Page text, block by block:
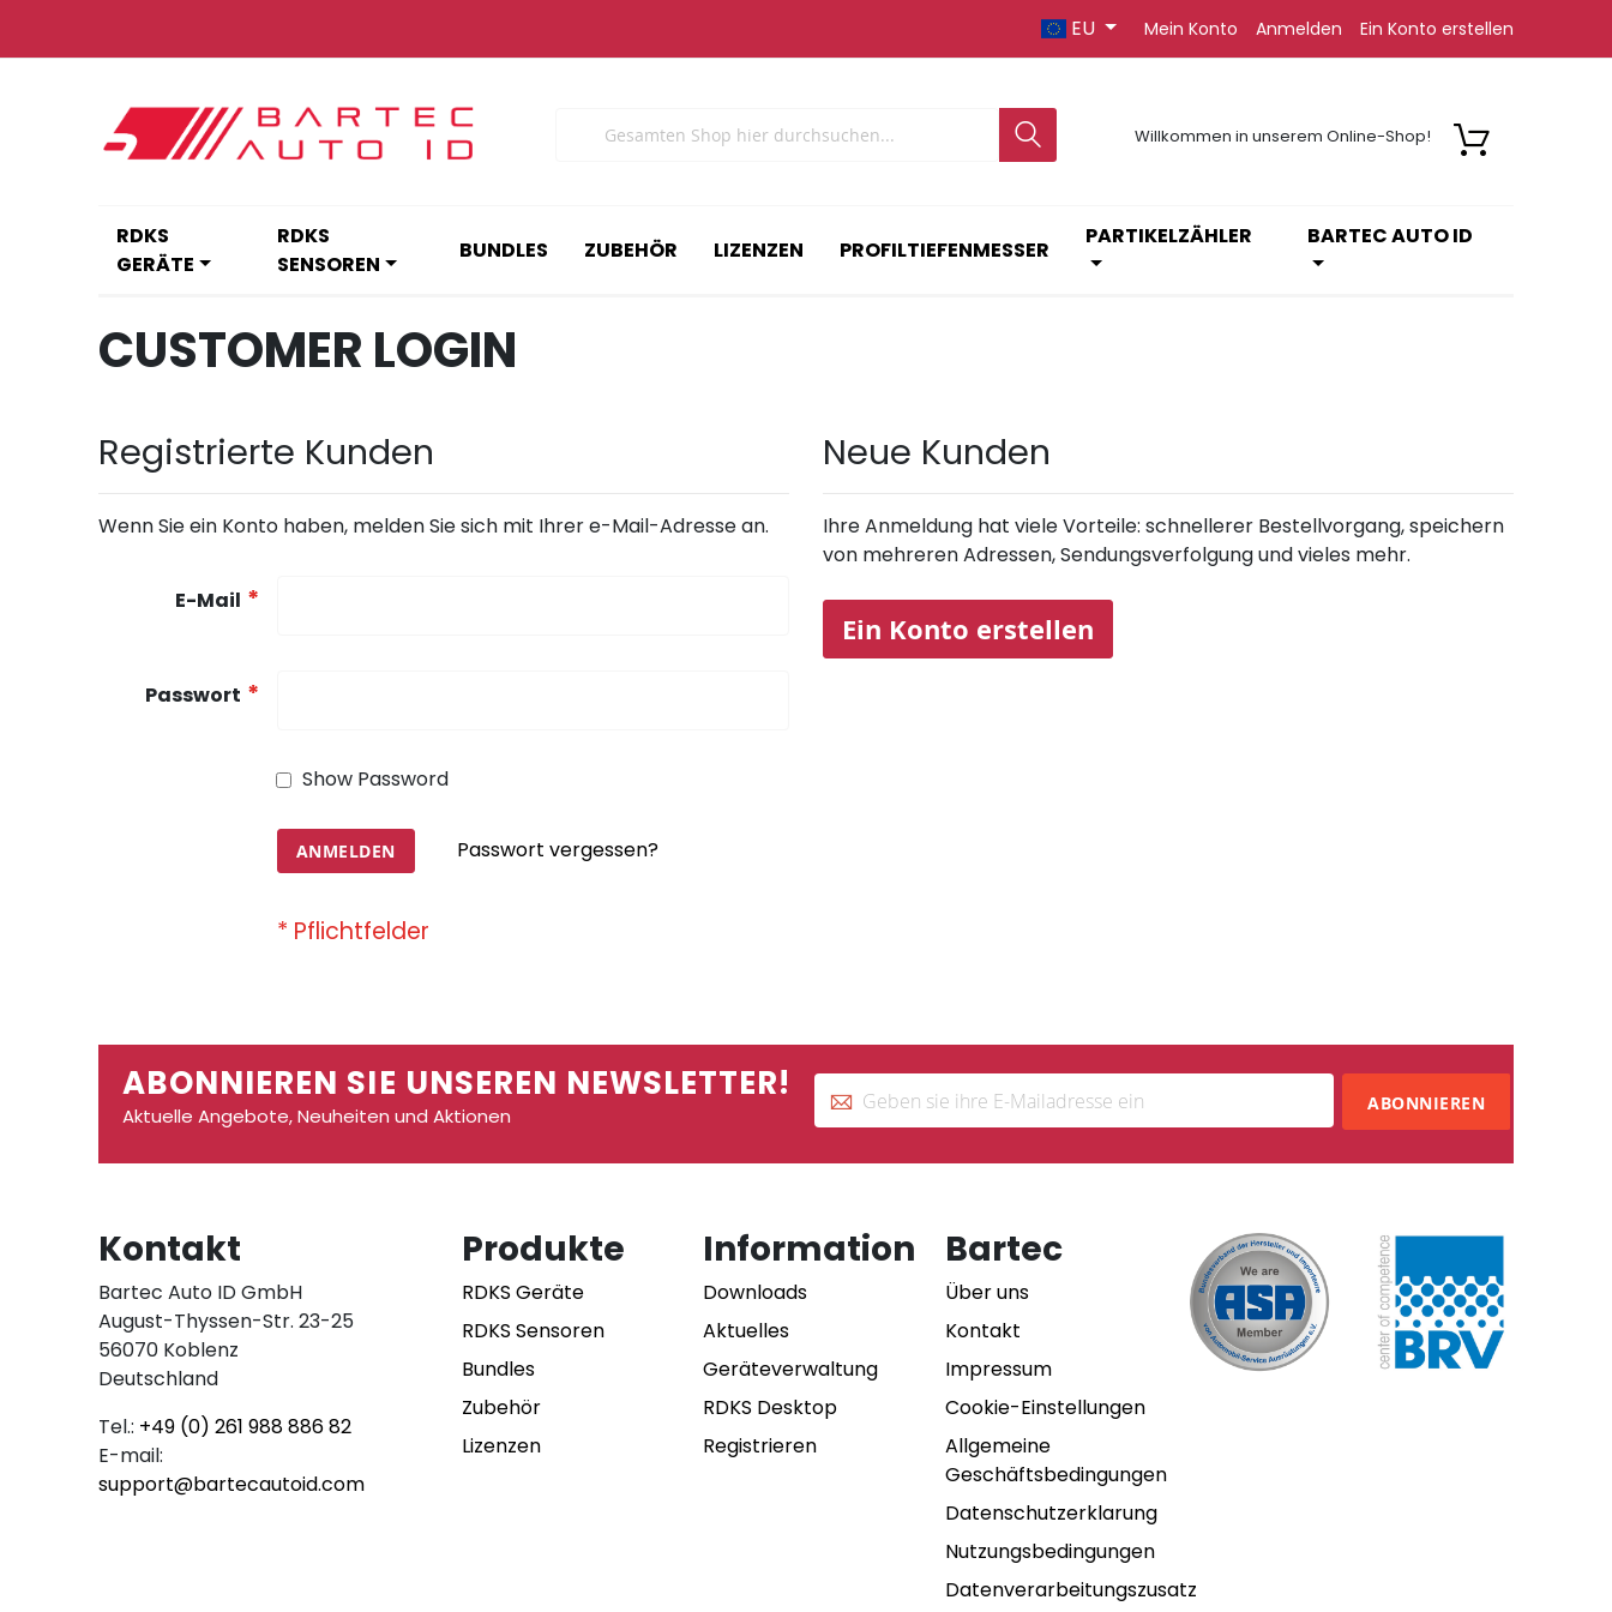
Mein Konto Anmelden Ein Konto erstellen
Inhalt
EU
Willkommen in unserem Online-Shop!
RDKS
GERÄTE
RDKS
SENSOREN
BUNDLES ZUBEHÖR LIZENZEN PROFILTIEFENMESSER
PARTIKELZÄHLER BARTEC AUTO ID
CUSTOMER LOGIN
Registrierte Kunden
Wenn Sie ein Konto haben, melden Sie sich mit Ihrer e-Mail-Adresse an.
E-Mail
Passwort
Show Password
ANMELDEN Passwort vergessen?
Neue Kunden
Ihre Anmeldung hat viele Vorteile: schnellerer Bestellvorgang, speichern
von mehreren Adressen, Sendungsverfolgung und vieles mehr.
Ein Konto erstellen
ABONNIEREN SIE UNSEREN NEWSLETTER!
Aktuelle Angebote, Neuheiten und Aktionen
ABONNIEREN
Kontakt
Bartec Auto ID GmbH
August-Thyssen-Str. 23-25
56070 Koblenz
Deutschland
Tel.: +49 (0) 261 988 886 82
E-mail:
support@bartecautoid.com
Produkte
RDKS Geräte
RDKS Sensoren
Bundles
Zubehör
Lizenzen
Information
Downloads
Aktuelles
Geräteverwaltung
RDKS Desktop
Registrieren
Bartec
Über uns
Kontakt
Impressum
Cookie-Einstellungen
Allgemeine
Geschäftsbedingungen
Datenschutzerklarung
Nutzungsbedingungen
Datenverarbeitungszusatz